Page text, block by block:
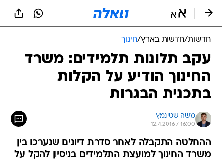
חדשות/חדשות בארץ/חינוך
עקב תלונות תלמידים: משרד
החינוך הודיע על הקלות
בתכנית הבגרות
משה שטיינמץ
12.4.2016 / 16:00
ההחלטה התקבלה לאחר סדרת דיונים שנערכו בין
משרד החינוך למועצת התלמידים בניסיון להקל על